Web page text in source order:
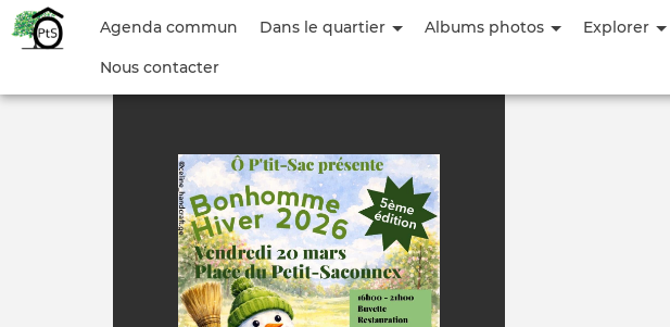
Menu
compte
l'utilisateur
Agenda commun Dans le quartier Albums photos Explorer
Nous contacter